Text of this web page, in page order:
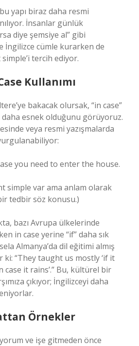
yapı biraz daha resmi
İnsanlar günlük
diye şemsiye al” gibi
İngilizce cümle kurarken de
tercih ediyor.
Kullanımı
bakacak olursak, “in case”
daha esnek olduğunu görüyoruz.
veya resmi yazışmalarda
you need to enter the house.
simple var ama anlam olarak
tedbir söz konusu.)
bazı Avrupa ülkelerinde
in case yerine “if” daha sık
Almanya’da dil eğitimi almış
ki: “They taught us mostly ‘if it
case it rains’.” Bu, kültürel bir
çıkıyor; İngilizceyi daha
Örnekler
ve işe gitmeden önce